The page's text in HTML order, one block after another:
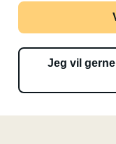
Jeg vil